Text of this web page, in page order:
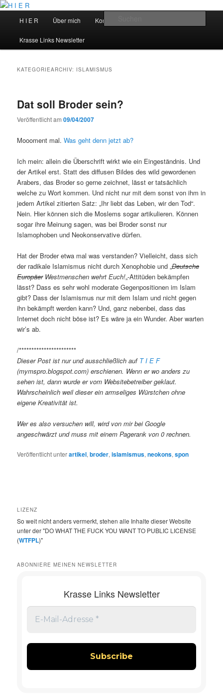
Zum
springen
Zum
springenH I E R
H I E R Über mich Kontakt
Krasse Links Newsletter
KATEGORIEARCHIV: ISLAMISMUS
Dat soll Broder sein?
Veröffentlicht am09/04/2007
Moooment mal.Was geht denn jetzt ab?
Ich mein: allein die Überschrift wirkt wie ein Eingeständnis. Und
der Artikel erst. Statt des diffusen Bildes des wild gewordenen
Arabers, das Broder so gerne zeichnet, lässt er tatsächlich
welche zu Wort kommen. Und nicht nur mit dem sonst von ihm in
jedem Artikel zitierten Satz: „Ihr liebt das Leben, wir den Tod“.
Nein. Hier können sich die Moslems sogar artikulieren. Können
sogar ihre Meinung sagen, was bei Broder sonst nur
Islamophoben und Neokonservative dürfen.
Hat der Broder etwa mal was verstanden? Vielleicht, dass sich
der radikale Islamismus nicht durch Xenophobie und „Deutsche
EuropäerWestmenschen wehrt Euch!„-Attitüden bekämpfen
lässt? Dass es sehr wohl moderate Gegenpositionen im Islam
gibt? Dass der Islamismus nur mit dem Islam und nicht gegen
ihn bekämpft werden kann? Und, ganz nebenbei, dass das
Internet doch nicht böse ist? Es wäre ja ein Wunder. Aber warten
wir’s ab.
/***********************
Dieser Post ist nur und ausschließlich auf T I E F
(mymspro.blogspot.com) erschienen. Wenn er wo anders zu
sehen ist, dann wurde er vom Websitebetreiber geklaut.
Wahrscheinlich weil dieser ein armseliges Würstchen ohne
eigene Kreativität ist.
Wer es also versuchen will, wird von mir bei Google
angeschwärzt und muss mit einem Pagerank von 0 rechnen.
Veröffentlicht unterartikel,broder,islamismus,neokons,spon
LIZENZ
So weit nicht anders vermerkt, stehen alle Inhalte dieser Website
unter der "DO WHAT THE FUCK YOU WANT TO PUBLIC LICENSE
(WTFPL)"
ABONNIERE MEINEN NEWSLETTER
Krasse Links Newsletter